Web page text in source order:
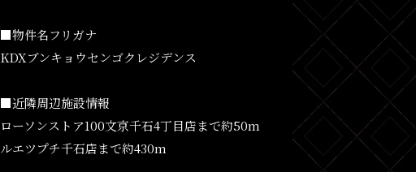
■物件名フリガナ
KDXブンキョウセンゴクレジデンス
■近隣周辺施設情報
ローソンストア100文京千石4丁目店まで約50m
ルエツプチ千石店まで約430m